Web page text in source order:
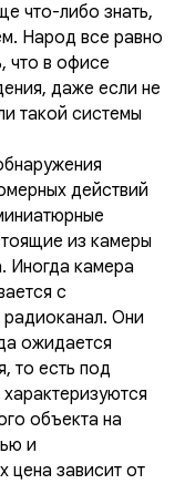
что-либо знать,
Народ все равно
что в офисе
даже если не
такой системы
действий
из камеры
Иногда камера
с
Они
ожидается
то есть под
объекта на
и
цена зависит от